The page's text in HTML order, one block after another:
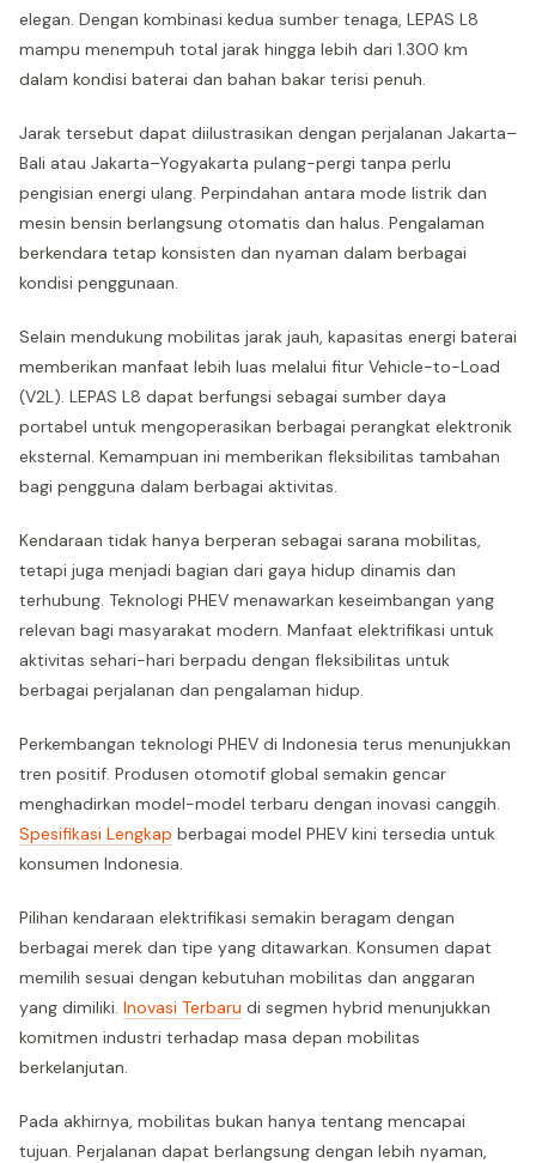
elegan. Dengan kombinasi kedua sumber tenaga, LEPAS L8
mampu menempuh total jarak hingga lebih dari 1.300 km
dalam kondisi baterai dan bahan bakar terisi penuh.
Jarak tersebut dapat diilustrasikan dengan perjalanan Jakarta–
Bali atau Jakarta–Yogyakarta pulang-pergi tanpa perlu
pengisian energi ulang. Perpindahan antara mode listrik dan
mesin bensin berlangsung otomatis dan halus. Pengalaman
berkendara tetap konsisten dan nyaman dalam berbagai
kondisi penggunaan.
Selain mendukung mobilitas jarak jauh, kapasitas energi baterai
memberikan manfaat lebih luas melalui fitur Vehicle-to-Load
(V2L). LEPAS L8 dapat berfungsi sebagai sumber daya
portabel untuk mengoperasikan berbagai perangkat elektronik
eksternal. Kemampuan ini memberikan fleksibilitas tambahan
bagi pengguna dalam berbagai aktivitas.
Kendaraan tidak hanya berperan sebagai sarana mobilitas,
tetapi juga menjadi bagian dari gaya hidup dinamis dan
terhubung. Teknologi PHEV menawarkan keseimbangan yang
relevan bagi masyarakat modern. Manfaat elektrifikasi untuk
aktivitas sehari-hari berpadu dengan fleksibilitas untuk
berbagai perjalanan dan pengalaman hidup.
Perkembangan teknologi PHEV di Indonesia terus menunjukkan
tren positif. Produsen otomotif global semakin gencar
menghadirkan model-model terbaru dengan inovasi canggih.
Spesifikasi Lengkap berbagai model PHEV kini tersedia untuk
konsumen Indonesia.
Pilihan kendaraan elektrifikasi semakin beragam dengan
berbagai merek dan tipe yang ditawarkan. Konsumen dapat
memilih sesuai dengan kebutuhan mobilitas dan anggaran
yang dimiliki. Inovasi Terbaru di segmen hybrid menunjukkan
komitmen industri terhadap masa depan mobilitas
berkelanjutan.
Pada akhirnya, mobilitas bukan hanya tentang mencapai
tujuan. Perjalanan dapat berlangsung dengan lebih nyaman,